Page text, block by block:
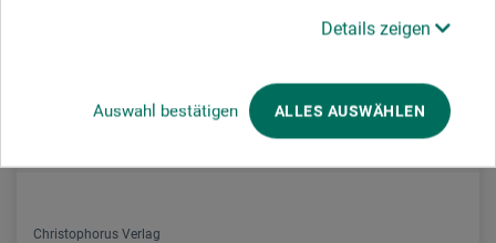
Details zeigen
Auswahl bestätigen ALLES AUSWÄHLEN
Christophorus Verlag